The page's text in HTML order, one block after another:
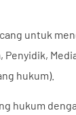
untuk
hukum).
hukum